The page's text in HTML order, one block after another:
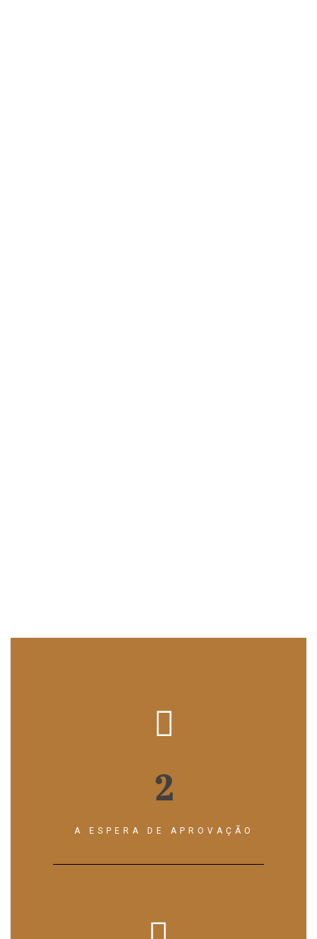
2
A ESPERA DE APROVAÇÃO